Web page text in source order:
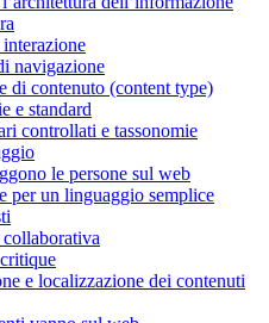
navigazione
di contenuto (content type)
e standard
controllati e tassonomie
le persone sul web
per un linguaggio semplice
e localizzazione dei contenuti